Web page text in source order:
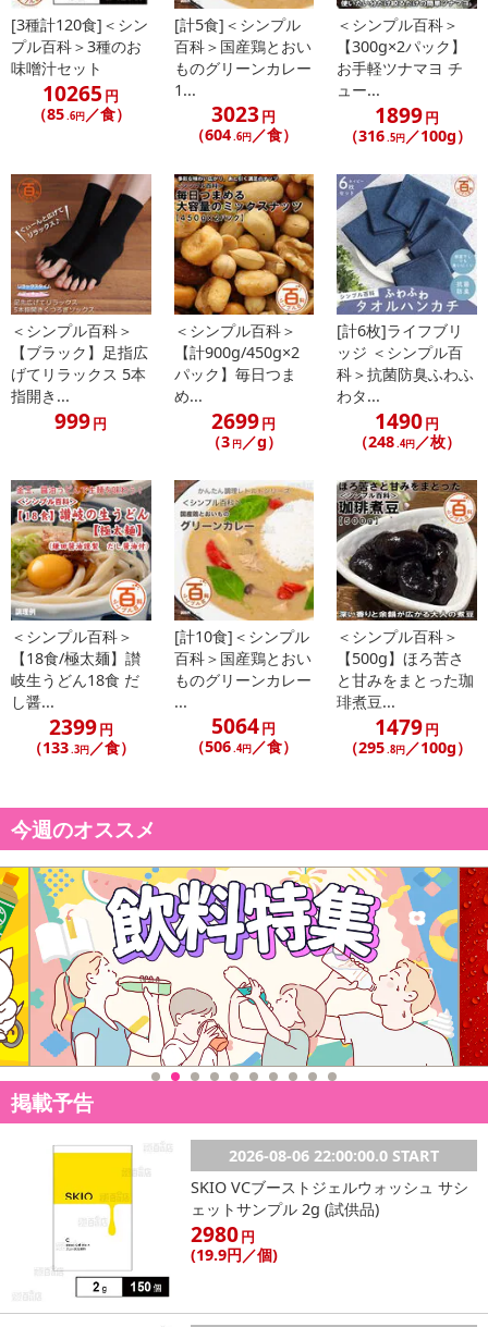
■その他共通および商品カテゴリー別注意事項（※必ずご確認くだ
さい）
こちらの情報は2026-07-09 14:08:36.0での情報となります。
[3種計120食]＜シン
プル百科＞3種のお
味噌汁セット
10265 円
（85.6円／食）
[計5食]＜シンプル
百科＞国産鶏とおい
ものグリーンカレー
1...
3023円
（604.6円／食）
＜シンプル百科＞
【300g×2パック】
お手軽ツナマヨ チ
ュー...
1899円
（316.5円／100g）
＜シンプル百科＞
【ブラック】足指広
げてリラックス 5本
指開き...
999円
＜シンプル百科＞
【計900g/450g×2
パック】毎日つま
め...
2699円
（3 円／g）
[計6枚]ライフブリ
ッジ ＜シンプル百
科＞抗菌防臭ふわふ
わタ...
1490円
（248.4円／枚）
＜シンプル百科＞
【18食/極太麺】讃
岐生うどん18食 だ
し醤...
2399円
（133.3円／食）
[計10食]＜シンプル
百科＞国産鶏とおい
ものグリーンカレー
...
5064円
（506.4円 ／食）
＜シンプル百科＞
【500g】ほろ苦さ
と甘みをまとった珈
琲煮豆...
1479円
（295.8円／100g）
今週のオススメ
掲載予告
2026-08-06 22:00:00.0 START
SKIO VCブーストジェルウォッシュ サシ
ェットサンプル 2g (試供品)
2980円
(19.9円 ／個)